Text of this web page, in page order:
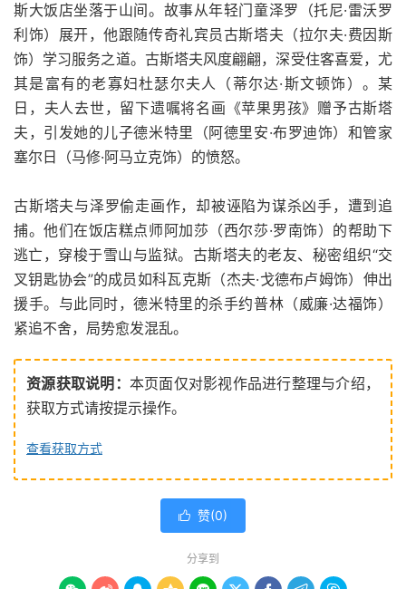
斯大饭店坐落于山间。故事从年轻门童泽罗（托尼·雷沃罗
利饰）展开，他跟随传奇礼宾员古斯塔夫（拉尔夫·费因斯
饰）学习服务之道。古斯塔夫风度翩翩，深受住客喜爱，尤
其是富有的老寡妇杜瑟尔夫人（蒂尔达·斯文顿饰）。某
日，夫人去世，留下遗嘱将名画《苹果男孩》赠予古斯塔
夫，引发她的儿子德米特里（阿德里安·布罗迪饰）和管家
塞尔日（马修·阿马立克饰）的愤怒。
古斯塔夫与泽罗偷走画作，却被诬陷为谋杀凶手，遭到追
捕。他们在饭店糕点师阿加莎（西尔莎·罗南饰）的帮助下
逃亡，穿梭于雪山与监狱。古斯塔夫的老友、秘密组织“交
叉钥匙协会”的成员如科瓦克斯（杰夫·戈德布卢姆饰）伸出
援手。与此同时，德米特里的杀手约普林（威廉·达福饰）
紧追不舍，局势愈发混乱。
资源获取说明： 本页面仅对影视作品进行整理与介绍，
获取方式请按提示操作。
查看获取方式
 赞(0)
分享到